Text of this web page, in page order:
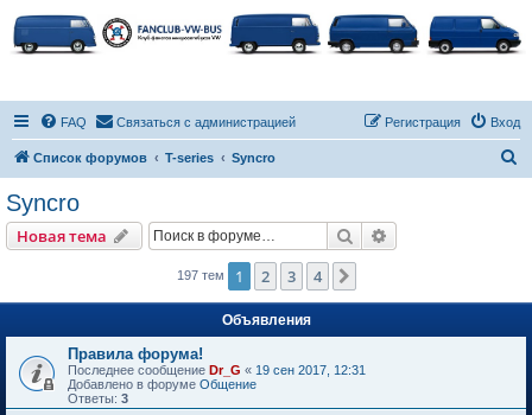
FAQ Связаться с администрацией Вход
Регистрация
Список форумов T-series Syncro
Syncro
Новая тема Поиск
197 тем 1 2 3 4
Объявления
Правила форума!
Последнее сообщение Dr_G « 19 сен 2017, 12:31
Добавлено в форуме Общение
Ответы: 3